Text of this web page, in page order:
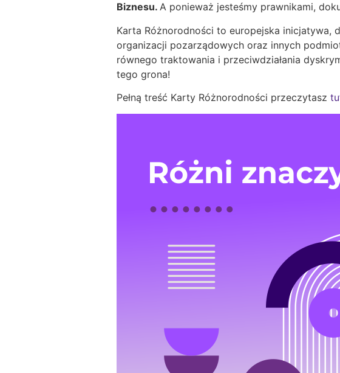
Biznesu. A ponieważ jesteśmy prawnikami,
Karta Różnorodności to europejska inicjatywa,
organizacji pozarządowych oraz innych
równego traktowania i przeciwdziałania
tego grona!
Pełną treść Karty Różnorodności przeczytasz